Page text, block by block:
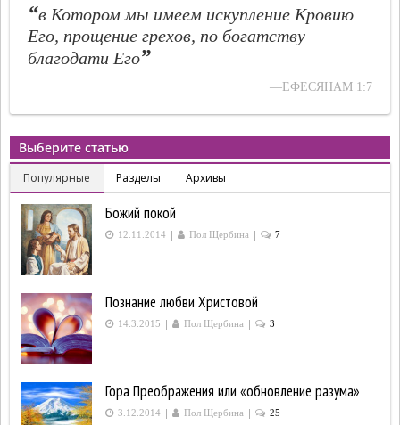
“в Котором мы имеем искупление Кровию
Его, прощение грехов, по богатству
благодати Его”
—ЕФЕСЯНАМ 1:7
Выберите статью
Популярные Разделы Архивы
Божий покой
12.11.2014 | Пол Щербина | 7
Познание любви Христовой
14.3.2015 | Пол Щербина | 3
Гора Преображения или «обновление разума»
3.12.2014 | Пол Щербина | 25